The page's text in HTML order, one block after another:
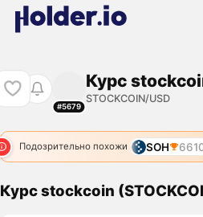
#5679
Курс
STOCKCOIN/USD
Подозрительно похожи SOH
Курс stockcoin